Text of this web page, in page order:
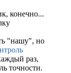
конечно...
"нашу", но
раз,
точности.